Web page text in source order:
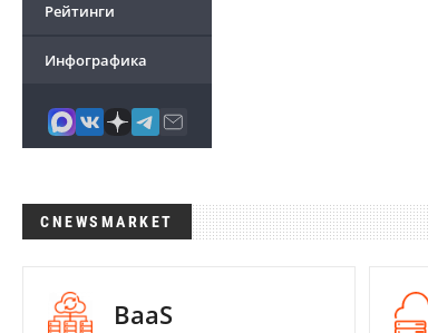
Рейтинги
Инфографика
CNEWSMARKET
BaaS